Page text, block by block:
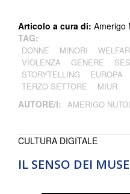
Articolo a cura di: Amerigo
TAG:
DONNE MINORI
VIOLENZA
GENERE
STORYTELLING
EUROPA
TERZO SETTORE
MIUR
AUTORE/I: AMERIGO
IL SENSO DEI
CULTURA DIGITALE